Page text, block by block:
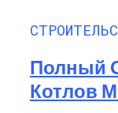
Полный
Котлов